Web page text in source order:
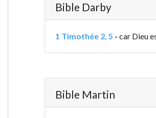
Bible Darby
1 Timothée 2, 5 - car Dieu
Bible Martin